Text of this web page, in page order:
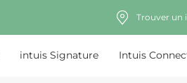
Trouver un
intuis Signature Intuis